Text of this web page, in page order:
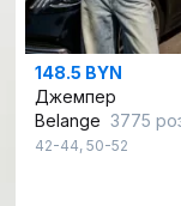
148.5 BYN
Джемпер
Belange 3775
42-44, 50-52